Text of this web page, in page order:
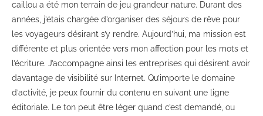
caillou a été mon terrain de jeu grandeur nature. Durant des
années, j’étais chargée d’organiser des séjours de rêve pour
les voyageurs désirant s’y rendre. Aujourd’hui, ma mission est
différente et plus orientée vers mon affection pour les mots et
l’écriture. J’accompagne ainsi les entreprises qui désirent avoir
davantage de visibilité sur Internet. Qu’importe le domaine
d’activité, je peux fournir du contenu en suivant une ligne
éditoriale. Le ton peut être léger quand c’est demandé, ou